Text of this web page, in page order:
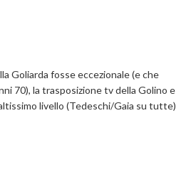
Goliarda fosse eccezionale (e che
70), la trasposizione tv della Golino e
livello (Tedeschi/Gaia su tutte)